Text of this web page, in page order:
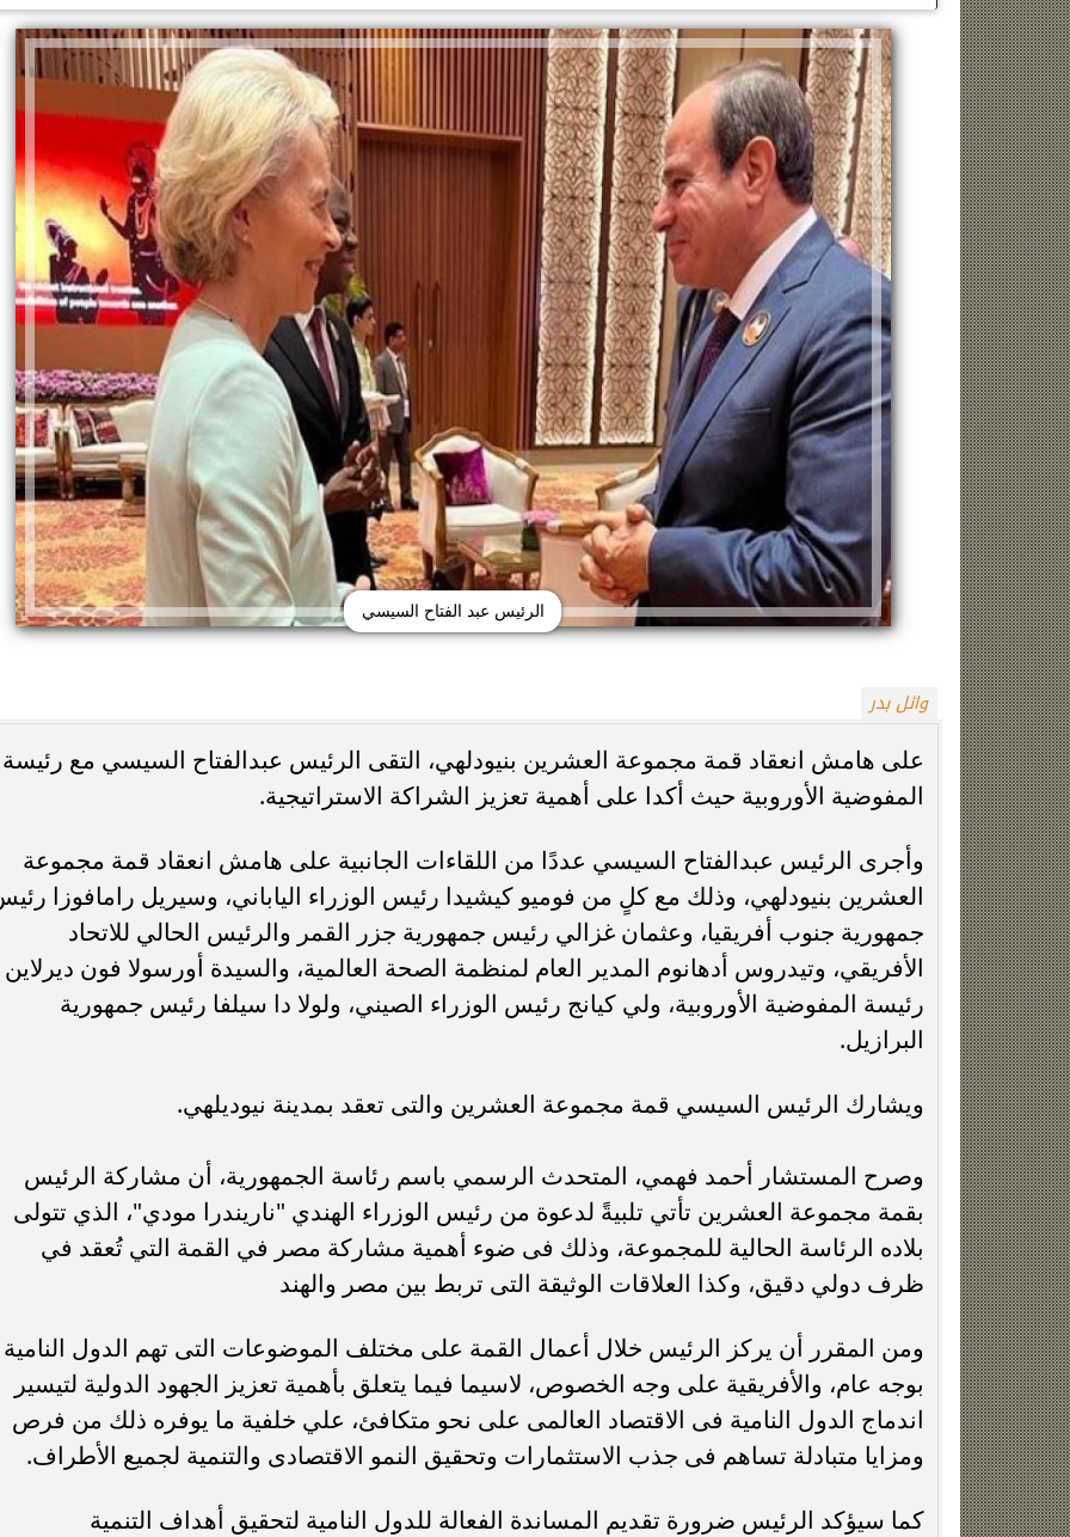
الرئيس عبد الفتاح السيسي
وائل بدر
على هامش انعقاد قمة مجموعة العشرين بنيودلهي، التقى الرئيس عبدالفتاح السيسي مع رئيسة
المفوضية الأوروبية حيث أكدا على أهمية تعزيز الشراكة الاستراتيجية.
وأجرى الرئيس عبدالفتاح السيسي عددًا من اللقاءات الجانبية على هامش انعقاد قمة مجموعة
العشرين بنيودلهي، وذلك مع كلٍ من فوميو كيشيدا رئيس الوزراء الياباني، وسيريل رامافوزا
جمهورية جنوب أفريقيا، وعثمان غزالي رئيس جمهورية جزر القمر والرئيس الحالي للاتحاد
الأفريقي، وتيدروس أدهانوم المدير العام لمنظمة الصحة العالمية، والسيدة أورسولا فون ديرلاين
رئيسة المفوضية الأوروبية، ولي كيانج رئيس الوزراء الصيني، ولولا دا سيلفا رئيس جمهورية
البرازيل.
ويشارك الرئيس السيسي قمة مجموعة العشرين والتى تعقد بمدينة نيوديلهي.
وصرح المستشار أحمد فهمي، المتحدث الرسمي باسم رئاسة الجمهورية، أن مشاركة الرئيس
بقمة مجموعة العشرين تأتي تلبيةً لدعوة من رئيس الوزراء الهندي "ناريندرا مودي"، الذي تتولى
بلاده الرئاسة الحالية للمجموعة، وذلك فى ضوء أهمية مشاركة مصر في القمة التي تُعقد في
ظرف دولي دقيق، وكذا العلاقات الوثيقة التى تربط بين مصر والهند
ومن المقرر أن يركز الرئيس خلال أعمال القمة على مختلف الموضوعات التى تهم الدول النامية
بوجه عام، والأفريقية على وجه الخصوص، لاسيما فيما يتعلق بأهمية تعزيز الجهود الدولية لتيسير
اندماج الدول النامية فى الاقتصاد العالمى على نحو متكافئ، علي خلفية ما يوفره ذلك من فرص
ومزايا متبادلة تساهم فى جذب الاستثمارات وتحقيق النمو الاقتصادى والتنمية لجميع الأطراف.
كما سيؤكد الرئيس ضرورة تقديم المساندة الفعالة للدول النامية لتحقيق أهداف التنمية
زينة عمرو تتوج بجائزة الأفضل بعد تأهل مصر
التاريخي لنصف نهائي مونديال...
السيسي يدعم ناشئات مصر لكرة اليد بعد
خطوبة ملك قورة ويوسف عثمان..